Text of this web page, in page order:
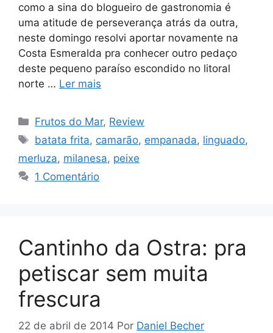
como a sina do blogueiro de gastronomia é
uma atitude de perseverança atrás da outra,
neste domingo resolvi aportar novamente na
Costa Esmeralda pra conhecer outro pedaço
deste pequeno paraíso escondido no litoral
norte … Ler mais
Categorias
Frutos do Mar, Review
Tags
batata frita, camarão, empanada, linguado,
merluza, milanesa, peixe
1 Comentário
Cantinho da Ostra: pra
petiscar sem muita
frescura
22 de abril de 2014 Por Daniel Becher